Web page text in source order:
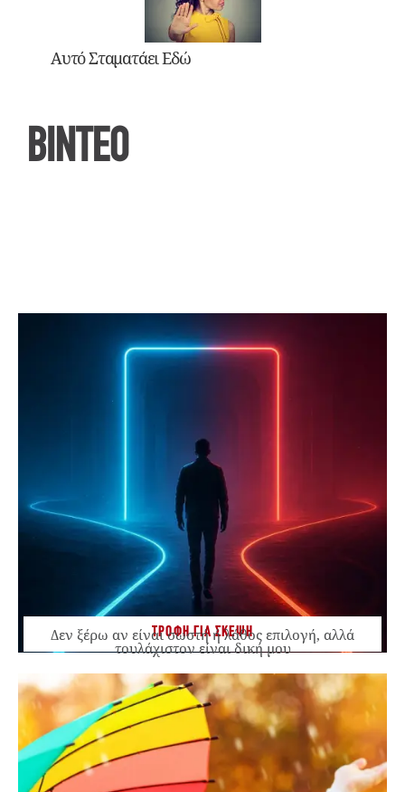
Αυτό Σταματάει Εδώ
ΒΙΝΤΕΟ
ΤΡΟΦΗ ΓΙΑ ΣΚΕΨΗ
Δεν ξέρω αν είναι σωστή ή λάθος επιλογή, αλλά
τουλάχιστον είναι δική μου